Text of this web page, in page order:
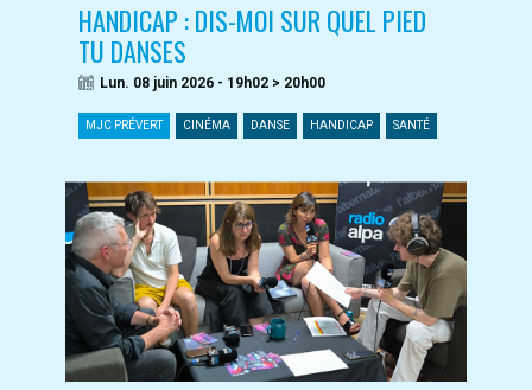
HANDICAP : DIS-MOI SUR QUEL PIED
TU DANSES
Lun. 08 juin 2026 - 19h02 > 20h00
MJC PRÉVERT CINÉMA DANSE HANDICAP SANTÉ